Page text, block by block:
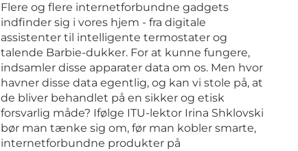
Flere og flere internetforbundne gadgets
indfinder sig i vores hjem - fra digitale
assistenter til intelligente termostater og
talende Barbie-dukker. For at kunne fungere,
indsamler disse apparater data om os. Men hvor
havner disse data egentlig, og kan vi stole på, at
de bliver behandlet på en sikker og etisk
forsvarlig måde? Ifølge ITU-lektor Irina Shklovski
bør man tænke sig om, før man kobler smarte,
internetforbundne produkter på